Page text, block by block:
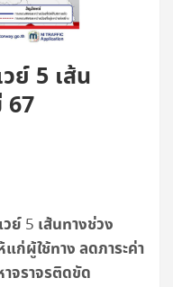
ย์ 5 เส้น
67
วย์5 เส้นทางช่วง
ก่ผู้ใช้ทางลดภาระค่า
จราจรติดขัด